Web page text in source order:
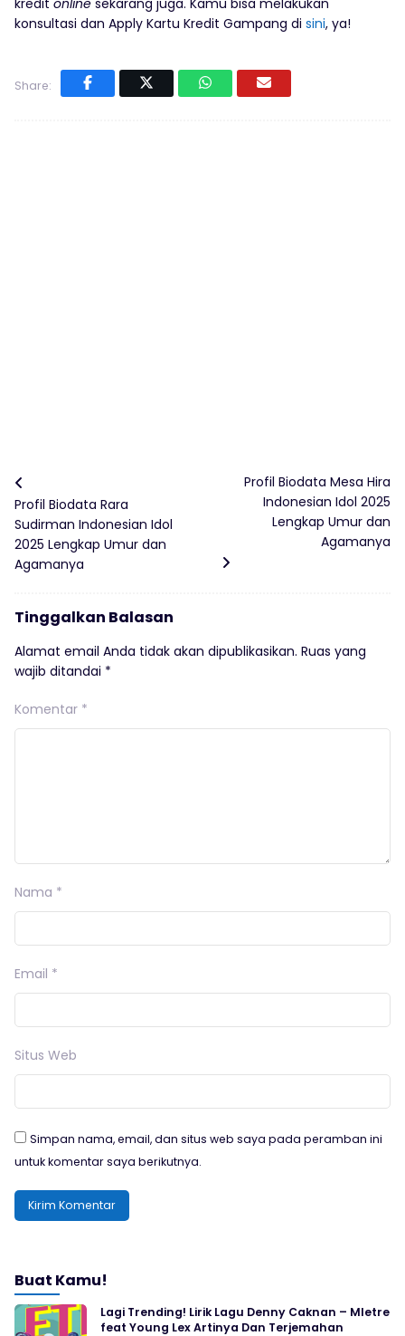
kredit online sekarang juga. Kamu bisa melakukan
konsultasi dan Apply Kartu Kredit Gampang di sini, ya!
Share:
Profil Biodata Rara
Sudirman Indonesian Idol
2025 Lengkap Umur dan
Agamanya
Profil Biodata Mesa Hira
Indonesian Idol 2025
Lengkap Umur dan
Agamanya
Tinggalkan Balasan
Alamat email Anda tidak akan dipublikasikan. Ruas yang
wajib ditandai *
Komentar *
Nama *
Email *
Situs Web
Simpan nama, email, dan situs web saya pada peramban ini
untuk komentar saya berikutnya.
Buat Kamu!
Lagi Trending! Lirik Lagu Denny Caknan – Mletre
feat Young Lex Artinya Dan Terjemahan